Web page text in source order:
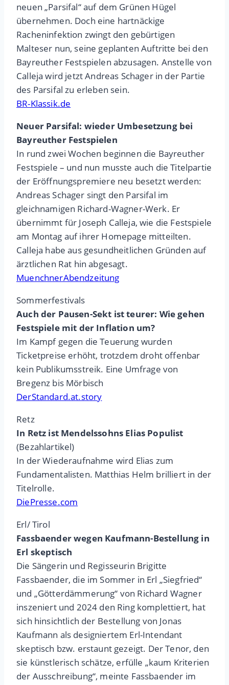
neuen „Parsifal“ auf dem Grünen Hügel
übernehmen. Doch eine hartnäckige
Racheninfektion zwingt den gebürtigen
Malteser nun, seine geplanten Auftritte bei den
Bayreuther Festspielen abzusagen. Anstelle von
Calleja wird jetzt Andreas Schager in der Partie
des Parsifal zu erleben sein.
BR-Klassik.de
Neuer Parsifal: wieder Umbesetzung bei
Bayreuther Festspielen
In rund zwei Wochen beginnen die Bayreuther
Festspiele – und nun musste auch die Titelpartie
der Eröffnungspremiere neu besetzt werden:
Andreas Schager singt den Parsifal im
gleichnamigen Richard-Wagner-Werk. Er
übernimmt für Joseph Calleja, wie die Festspiele
am Montag auf ihrer Homepage mitteilten.
Calleja habe aus gesundheitlichen Gründen auf
ärztlichen Rat hin abgesagt.
MuenchnerAbendzeitung
Sommerfestivals
Auch der Pausen-Sekt ist teurer: Wie gehen
Festspiele mit der Inflation um?
Im Kampf gegen die Teuerung wurden
Ticketpreise erhöht, trotzdem droht offenbar
kein Publikumsstreik. Eine Umfrage von
Bregenz bis Mörbisch
DerStandard.at.story
Retz
In Retz ist Mendelssohns Elias Populist
(Bezahlartikel)
In der Wiederaufnahme wird Elias zum
Fundamentalisten. Matthias Helm brilliert in der
Titelrolle.
DiePresse.com
Erl/ Tirol
Fassbaender wegen Kaufmann-Bestellung in
Erl skeptisch
Die Sängerin und Regisseurin Brigitte
Fassbaender, die im Sommer in Erl „Siegfried“
und „Götterdämmerung“ von Richard Wagner
inszeniert und 2024 den Ring komplettiert, hat
sich hinsichtlich der Bestellung von Jonas
Kaufmann als designiertem Erl-Intendant
skeptisch bzw. erstaunt gezeigt. Der Tenor, den
sie künstlerisch schätze, erfülle „kaum Kriterien
der Ausschreibung“, meinte Fassbaender im